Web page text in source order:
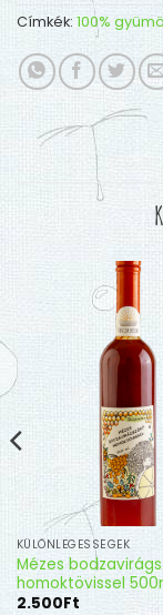
Címkék: 100%
KÜLÖNLEGESSÉGEK
Mézes
homoktövissel
2.500Ft